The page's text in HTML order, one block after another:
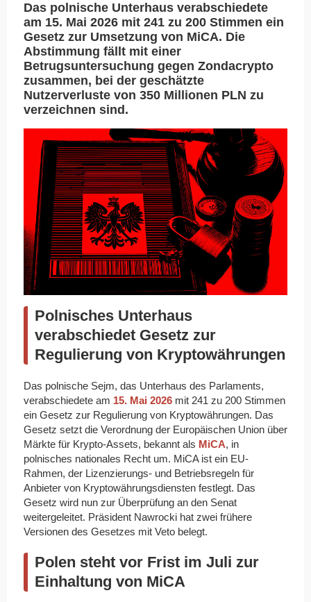
Das polnische Unterhaus verabschiedete
am 15. Mai 2026 mit 241 zu 200 Stimmen ein
Gesetz zur Umsetzung von MiCA. Die
Abstimmung fällt mit einer
Betrugsuntersuchung gegen Zondacrypto
zusammen, bei der geschätzte
Nutzerverluste von 350 Millionen PLN zu
verzeichnen sind.
Polnisches Unterhaus
verabschiedet Gesetz zur
Regulierung von Kryptowährungen
Das polnische Sejm, das Unterhaus des Parlaments,
verabschiedete am 15. Mai 2026 mit 241 zu 200 Stimmen
ein Gesetz zur Regulierung von Kryptowährungen. Das
Gesetz setzt die Verordnung der Europäischen Union über
Märkte für Krypto-Assets, bekannt als MiCA, in
polnisches nationales Recht um. MiCA ist ein EU-
Rahmen, der Lizenzierungs- und Betriebsregeln für
Anbieter von Kryptowährungsdiensten festlegt. Das
Gesetz wird nun zur Überprüfung an den Senat
weitergeleitet. Präsident Nawrocki hat zwei frühere
Versionen des Gesetzes mit Veto belegt.
Polen steht vor Frist im Juli zur
Einhaltung von MiCA